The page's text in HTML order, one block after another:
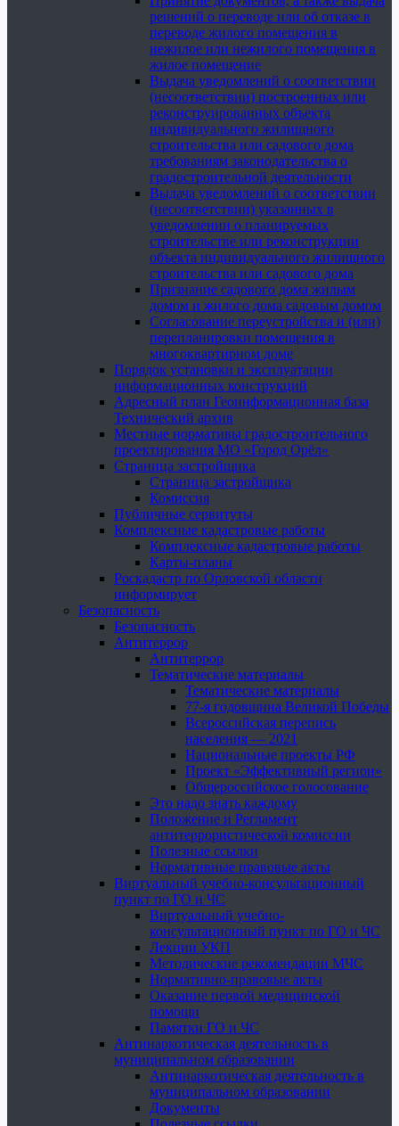
решений о переводе или об отказе в
переводе жилого помещения в
нежилое или нежилого помещения в
жилое помещение
Выдача уведомлений о соответствии
(несоответствии) построенных или
реконструированных объекта
индивидуального жилищного
строительства или садового дома
требованиям законодательства о
градостроительной деятельности
Выдача уведомлений о соответствии
(несоответствии) указанных в
уведомлении о планируемых
строительстве или реконструкции
объекта индивидуального жилищного
строительства или садового дома
Признание садового дома жилым
домом и жилого дома садовым домом
Согласование переустройства и (или)
перепланировки помещения в
многоквартирном доме
Порядок установки и эксплуатации
информационных конструкций
Адресный план Геоинформационная база
Технический архив
Местные нормативы градостроительного
проектирования МО «Город Орёл»
Страница застройщика
Страница застройщика
Комиссия
Публичные сервитуты
Комплексные кадастровые работы
Комплексные кадастровые работы
Карты-планы
Роскадастр по Орловской области
информирует
Безопасность
Безопасность
Антитеррор
Антитеррор
Тематические материалы
Тематические материалы
77-я годовщина Великой Победы
Всероссийская перепись
населения — 2021
Национальные проекты РФ
Проект «Эффективный регион»
Общероссийское голосование
Это надо знать каждому
Положение и Регламент
антитеррористической комиссии
Полезные ссылки
Нормативные правовые акты
Виртуальный учебно-консультационный
пункт по ГО и ЧС
Виртуальный учебно-
консультационный пункт по ГО и ЧС
Лекции УКП
Методические рекомендации МЧС
Нормативно-правовые акты
Оказание первой медицинской
помощи
Памятки ГО и ЧС
Антинаркотическая деятельность в
муниципальном образовании
Антинаркотическая деятельность в
муниципальном образовании
Документы